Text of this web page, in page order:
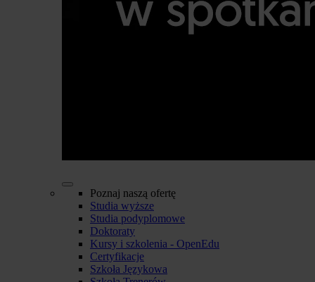
Poznaj naszą ofertę
Studia wyższe
Studia podyplomowe
Doktoraty
Kursy i szkolenia - OpenEdu
Certyfikacje
Szkoła Językowa